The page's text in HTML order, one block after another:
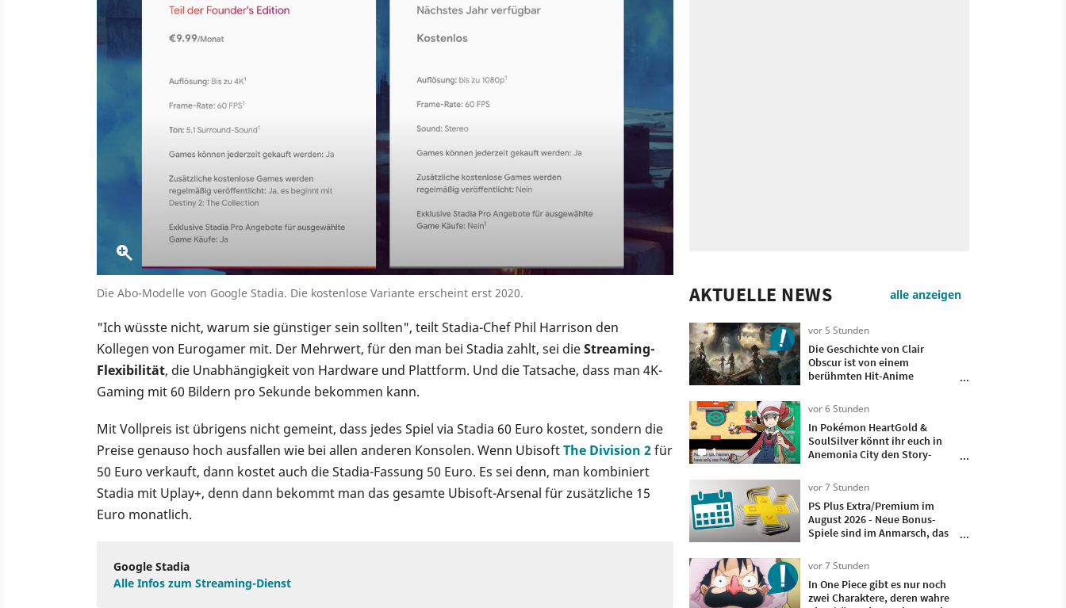
Die Abo-Modelle von Google Stadia. Die kostenlose Variante erscheint erst 2020.
"Ich wüsste nicht, warum sie günstiger sein sollten", teilt Stadia-Chef Phil Harrison den
Kollegen von Eurogamer mit. Der Mehrwert, für den man bei Stadia zahlt, sei dieStreaming-
Flexibilität, die Unabhängigkeit von Hardware und Plattform. Und die Tatsache, dass man 4K-
Gaming mit 60 Bildern pro Sekunde bekommen kann.
Mit Vollpreis ist übrigens nicht gemeint, dass jedes Spiel via Stadia 60 Euro kostet, sondern die
Preise genauso hoch ausfallen wie bei allen anderen Konsolen. Wenn UbisoftThe Division 2für
50 Euro verkauft, dann kostet auch die Stadia-Fassung 50 Euro. Es sei denn, man kombiniert
Stadia mit Uplay+, denn dann bekommt man das gesamte Ubisoft-Arsenal für zusätzliche 15
Euro monatlich.
Google Stadia
Alle Infos zum Streaming-Dienst
AKTUELLE NEWS alle anzeigen
vor 5 Stunden
Die Geschichte von Clair
Obscur ist von einem
berühmten Hit-Anime
Guillaume Broche enthüllt,
welcher es ist
1
vor 6 Stunden
In Pokémon HeartGold &
SoulSilver könnt ihr euch in
Anemonia City den Story-
Entwickler haben eine clevere
Notfall-Mechanik eingebaut
vor 7 Stunden
PS Plus Extra/Premium im
August 2026 - Neue Bonus-
Spiele sind im Anmarsch, das
vor 7 Stunden
In One Piece gibt es nur noch
zwei Charaktere, deren wahre